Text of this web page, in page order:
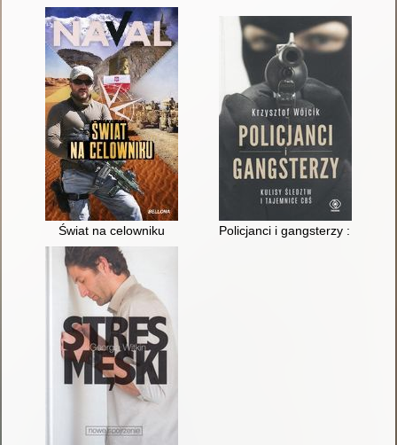
Świat na celowniku Policjanci i gangsterzy : kulisy